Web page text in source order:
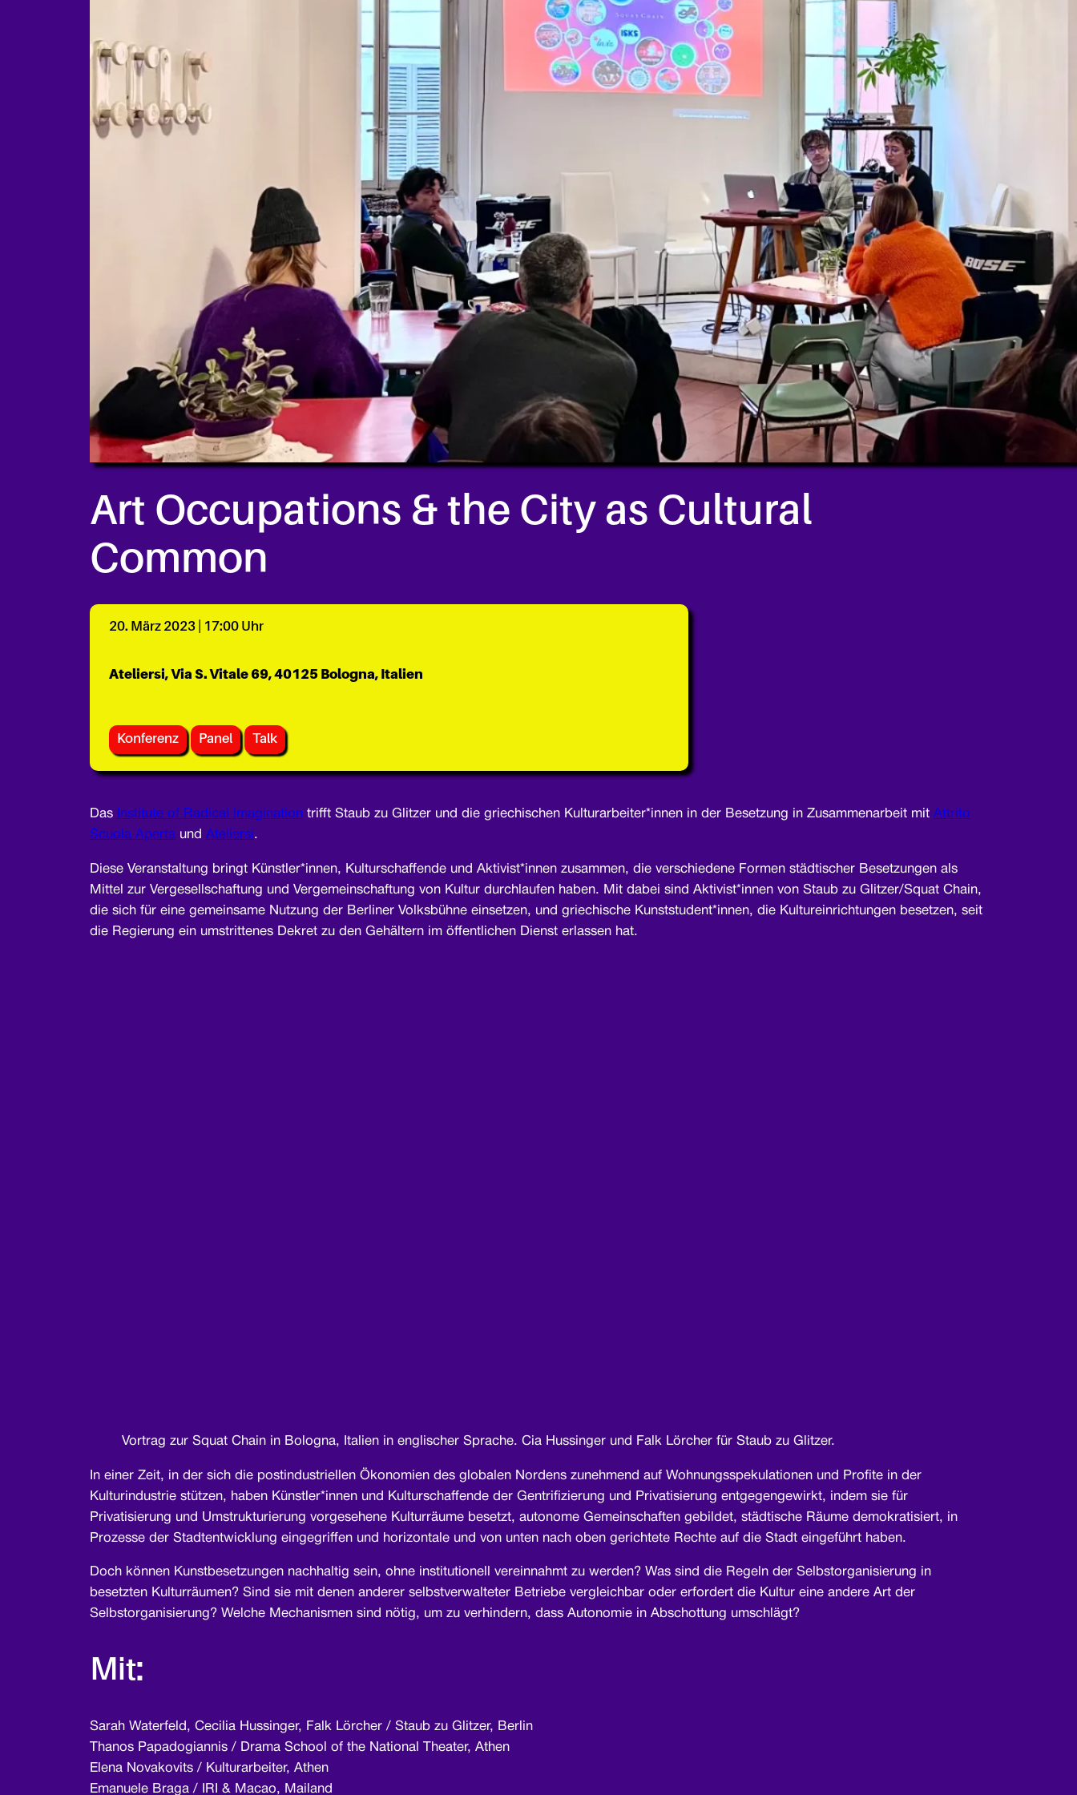
Art Occupations & the City as Cultural
Common
20. März 2023 | 17:00 Uhr
Ateliersi, Via S. Vitale 69, 40125 Bologna, Italien
Konferenz Panel Talk
Das Institute of Radical Imagination trifft Staub zu Glitzer und die griechischen Kulturarbeiter*innen in der Besetzung in Zusammenarbeit mit Attrito
Scuola Aperta und Ateliersi.
Diese Veranstaltung bringt Künstler*innen, Kulturschaffende und Aktivist*innen zusammen, die verschiedene Formen städtischer Besetzungen als
Mittel zur Vergesellschaftung und Vergemeinschaftung von Kultur durchlaufen haben. Mit dabei sind Aktivist*innen von Staub zu Glitzer/Squat Chain,
die sich für eine gemeinsame Nutzung der Berliner Volksbühne einsetzen, und griechische Kunststudent*innen, die Kultureinrichtungen besetzen, seit
die Regierung ein umstrittenes Dekret zu den Gehältern im öffentlichen Dienst erlassen hat.
Vortrag zur Squat Chain in Bologna, Italien in englischer Sprache. Cia Hussinger und Falk Lörcher für Staub zu Glitzer.
In einer Zeit, in der sich die postindustriellen Ökonomien des globalen Nordens zunehmend auf Wohnungsspekulationen und Profite in der
Kulturindustrie stützen, haben Künstler*innen und Kulturschaffende der Gentrifizierung und Privatisierung entgegengewirkt, indem sie für
Privatisierung und Umstrukturierung vorgesehene Kulturräume besetzt, autonome Gemeinschaften gebildet, städtische Räume demokratisiert, in
Prozesse der Stadtentwicklung eingegriffen und horizontale und von unten nach oben gerichtete Rechte auf die Stadt eingeführt haben.
Doch können Kunstbesetzungen nachhaltig sein, ohne institutionell vereinnahmt zu werden? Was sind die Regeln der Selbstorganisierung in
besetzten Kulturräumen? Sind sie mit denen anderer selbstverwalteter Betriebe vergleichbar oder erfordert die Kultur eine andere Art der
Selbstorganisierung? Welche Mechanismen sind nötig, um zu verhindern, dass Autonomie in Abschottung umschlägt?
Mit:
Sarah Waterfeld, Cecilia Hussinger, Falk Lörcher / Staub zu Glitzer, Berlin
Thanos Papadogiannis / Drama School of the National Theater, Athen
Elena Novakovits / Kulturarbeiter, Athen
Emanuele Braga / IRI & Macao, Mailand